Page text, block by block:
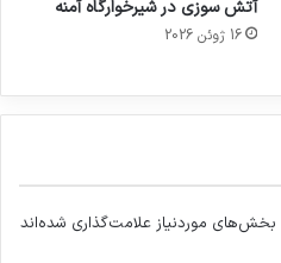
آتش سوزی در شیرخوارگاه آمنه
16 ژوئن 2026
بخش‌های موردنیاز علامت‌گذاری شده‌اند